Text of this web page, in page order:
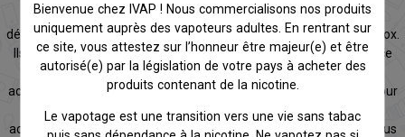
Un accumulateur est unebatterie pour cigarette électronique
démontable. Les accus 18650sont essentiels pour les Mods et box.
Ils doivent être choisis soigneusement selon le type de résistance
utilisée pour garantir une vape puissante en toute sécurité. Les
accus et particulièrement lesbatteries 18650sont préconisés pour
les cigarettes électroniques à batterie interchangeable. Les
accumulateur 18650 s’insèrent facilement dans votre Mod, et vous
Bienvenue chez IVAP ! Nous commercialisons nos produits
uniquement auprès des vapoteurs adultes. En rentrant sur
ce site, vous attestez sur l’honneur être majeur(e) et être
autorisé(e) par la législation de votre pays à acheter des
produits contenant de la nicotine.
Le vapotage est une transition vers une vie sans tabac